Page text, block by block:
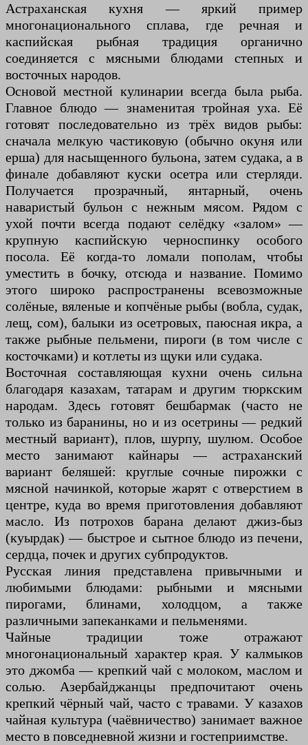
Астраханская кухня — яркий пример
многонационального сплава, где речная и
каспийская рыбная традиция органично
соединяется с мясными блюдами степных и
восточных народов.
Основой местной кулинарии всегда была рыба.
Главное блюдо — знаменитая тройная уха. Её
готовят последовательно из трёх видов рыбы:
сначала мелкую частиковую (обычно окуня или
ерша) для насыщенного бульона, затем судака, а в
финале добавляют куски осетра или стерляди.
Получается прозрачный, янтарный, очень
наваристый бульон с нежным мясом. Рядом с
ухой почти всегда подают селёдку «залом» —
крупную каспийскую черноспинку особого
посола. Её когда-то ломали пополам, чтобы
уместить в бочку, отсюда и название. Помимо
этого широко распространены всевозможные
солёные, вяленые и копчёные рыбы (вобла, судак,
лещ, сом), балыки из осетровых, паюсная икра, а
также рыбные пельмени, пироги (в том числе с
косточками) и котлеты из щуки или судака.
Восточная составляющая кухни очень сильна
благодаря казахам, татарам и другим тюркским
народам. Здесь готовят бешбармак (часто не
только из баранины, но и из осетрины — редкий
местный вариант), плов, шурпу, шулюм. Особое
место занимают кайнары — астраханский
вариант беляшей: круглые сочные пирожки с
мясной начинкой, которые жарят с отверстием в
центре, куда во время приготовления добавляют
масло. Из потрохов барана делают джиз-быз
(куырдак) — быстрое и сытное блюдо из печени,
сердца, почек и других субпродуктов.
Русская линия представлена привычными и
любимыми блюдами: рыбными и мясными
пирогами, блинами, холодцом, а также
различными запеканками и пельменями.
Чайные традиции тоже отражают
многонациональный характер края. У калмыков
это джомба — крепкий чай с молоком, маслом и
солью. Азербайджанцы предпочитают очень
крепкий чёрный чай, часто с травами. У казахов
чайная культура (чаёвничество) занимает важное
место в повседневной жизни и гостеприимстве.